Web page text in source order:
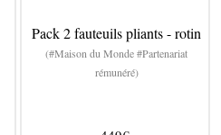
Pack 2 fauteuils pliants - rotin
(#Maison du Monde #Partenariat
rémunéré)